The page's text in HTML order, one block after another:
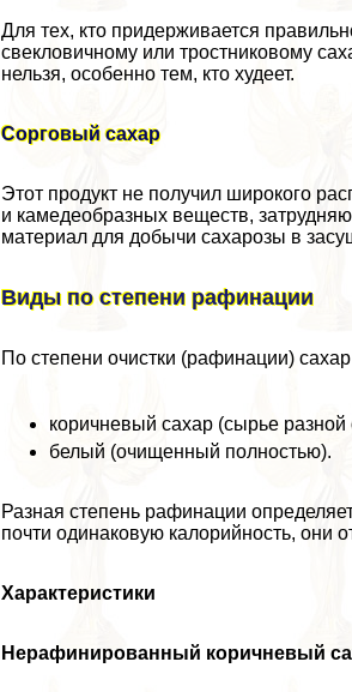
Для тех, кто придерживается
свекловичному или тростниковому
нельзя, особенно тем, кто худеет.
Сорговый сахар
Этот продукт не получил широкого
и камедеобразных веществ,
материал для добычи сахарозы в
Виды по степени рафинации
По степени очистки (рафинации)
коричневый сахар (сырье разной
белый (очищенный полностью).
Разная степень рафинации
почти одинаковую калорийность, они
Хаpaктеристики
Нерафинированный коричневый